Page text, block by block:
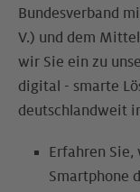
Bundesverband
V.) und dem
wir Sie ein zu
digital - smarte
deutschlandweit
Erfahren Sie,
Smartphone